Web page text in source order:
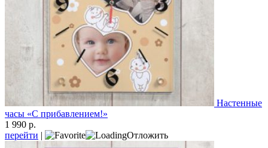
Настенные
часы «С прибавлением!»
1 990 р.
перейти | Отложить